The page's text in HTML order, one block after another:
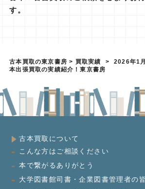
す。
古本買取の東京書房 > 買取実績 >
2026年1
本出張買取の実績紹介！東京書房
古本買取について
こんな方はご相談ください
本で繋がるありがとう
大学図書館司書・企業図書管理者の